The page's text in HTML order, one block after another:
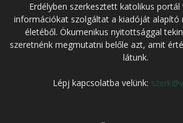
Erdélyben szerkesztett katolikus portál
információkat szolgáltat a kiadóját alapító
életéből. Ökumenikus nyitottsággal
szeretnénk megmutatni belőle azt, amit
látunk.
Lépj kapcsolatba velünk: